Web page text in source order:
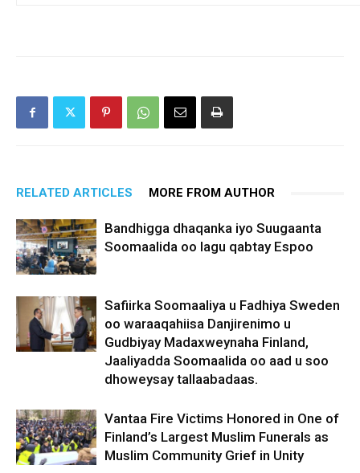
RELATED ARTICLES MORE FROM AUTHOR
Bandhigga dhaqanka iyo Suugaanta
Soomaalida oo lagu qabtay Espoo
Safiirka Soomaaliya u Fadhiya Sweden
oo waraaqahiisa Danjirenimo u
Gudbiyay Madaxweynaha Finland,
Jaaliyadda Soomaalida oo aad u soo
dhoweysay tallaabadaas.
Vantaa Fire Victims Honored in One of
Finland’s Largest Muslim Funerals as
Muslim Community Grief in Unity